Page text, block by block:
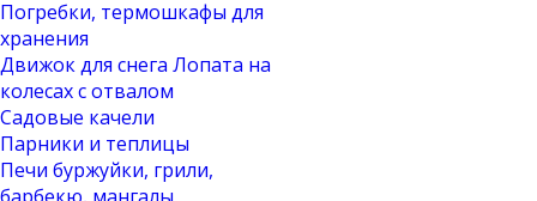
Погребки, термошкафы для
хранения
Движок для снега Лопата на
колесах с отвалом
Садовые качели
Парники и теплицы
Печи буржуйки, грили,